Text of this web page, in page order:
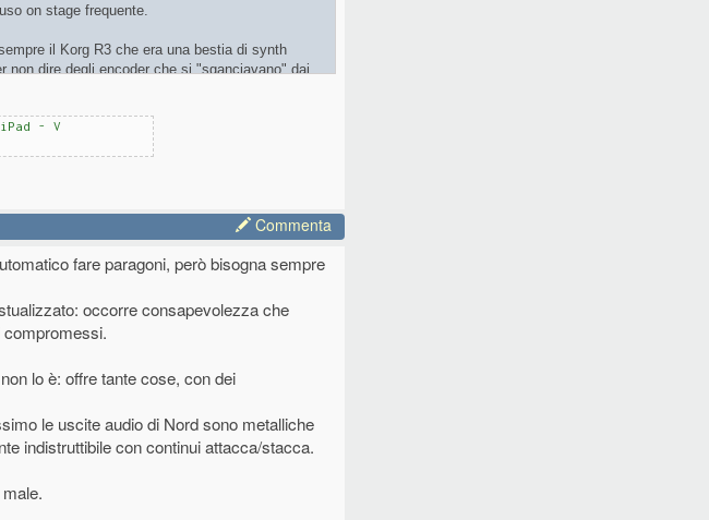
on stage frequente.
il Korg R3 che era una bestia di synth
dire degli encoder che si "sganciavano" dai
semipesata e ciò che ne comporta, i
in economia.
alla bisogna con suoni inclusi almeno
- V
Commenta
fare paragoni, però bisogna sempre
occorre consapevolezza che
compromessi.
lo è: offre tante cose, con dei
le uscite audio di Nord sono metalliche
indistruttibile con continui attacca/stacca.